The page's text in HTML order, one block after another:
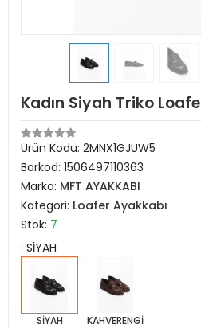
Kadın Siyah Triko
Ürün Kodu: 2MNX1GJUW5
Barkod: 1506497110363
Marka: MFT AYAKKABI
Kategori: Loafer Ayakkabı
Stok: 7
: SİYAH
SİYAH KAHVERENGİ